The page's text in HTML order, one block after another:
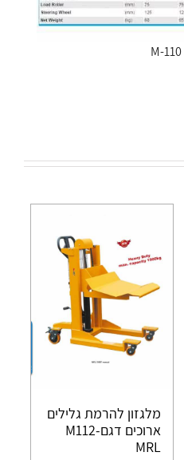
מלגזון להרמת גלילים
ארוכים דגם-M112
MRL